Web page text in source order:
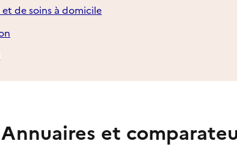
de soins à domicile
Annuaires et